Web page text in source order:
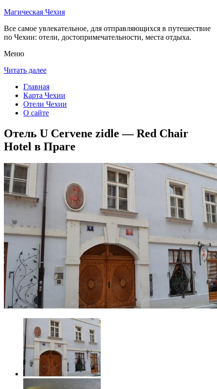
Магическая Чехия
Все самое увлекательное, для отправляющихся в путешествие
по Чехии: отели, достопримечательности, места отдыха.
Меню
Читать далее
Главная
Карта Чехии
Отели Чехии
О сайте
Отель U Cervene zidle — Red Chair
Hotel в Праге